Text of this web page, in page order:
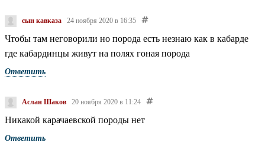
сын кавказа 24 ноября 2020 в 16:35
Чтобы там неговорили но порода есть незнаю как в кабарде
где кабардинцы живут на полях гоная порода
Ответить
Аслан Шаков 20 ноября 2020 в 11:24
Никакой карачаевской породы нет
Ответить